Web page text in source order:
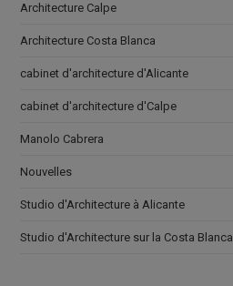
Architecture Calpe
Architecture Costa Blanca
cabinet d'architecture d'Alicante
cabinet d'architecture d'Calpe
Manolo Cabrera
Nouvelles
Studio d'Architecture à Alicante
Studio d'Architecture sur la Costa Blanca